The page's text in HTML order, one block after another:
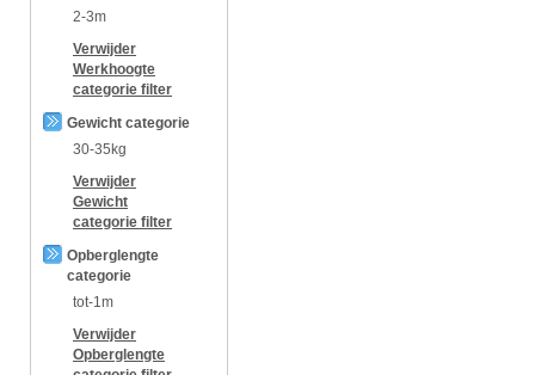
2-3m
Verwijder
Werkhoogte
categorie filter
Gewicht categorie
30-35kg
Verwijder
Gewicht
categorie filter
Opberglengte
categorie
tot-1m
Verwijder
Opberglengte